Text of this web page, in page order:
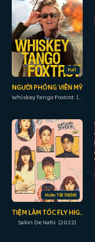
Full
NGƯỜI PHÓNG VIÊN MỸ
Whiskey Tango Foxtrot (2016)
Hoàn Tất (16/16)
TIỆM LÀM TÓC FLY HIGH, BUTTERFLY
Salon De Nabi (2022)